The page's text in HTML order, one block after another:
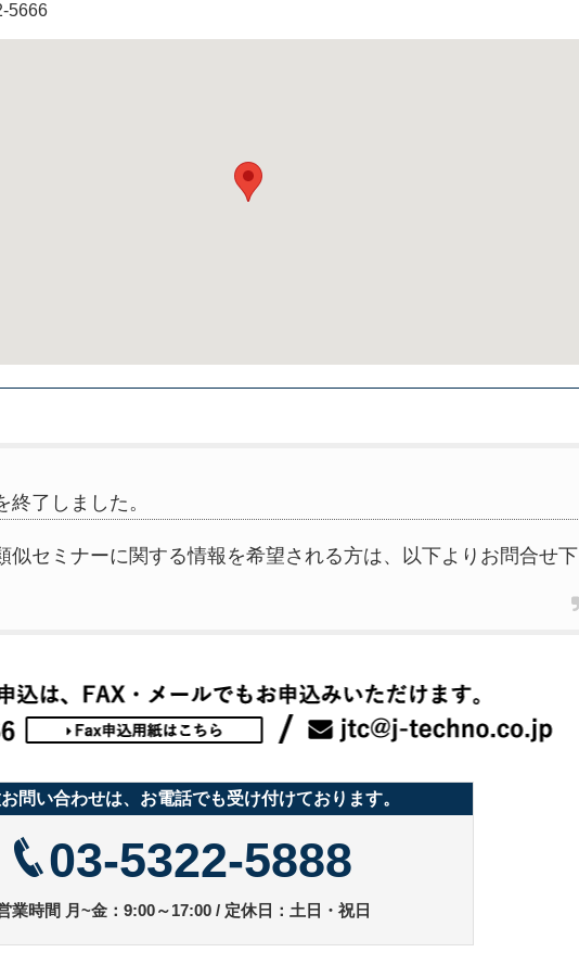
5666
了しました。
似セミナーに関する情報を希望される方は、以下よりお問合せ下
問い合わせは、お電話でも受け付けております。
03-5322-5888
業時間 月~金：9:00～17:00 / 定休日：土日・祝日